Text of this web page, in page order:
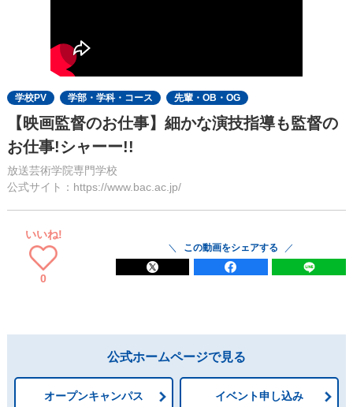
学校PV 学部・学科・コース 先輩・OB・OG
【映画監督のお仕事】細かな演技指導も監督の
お仕事!シャーー!!
放送芸術学院専門学校
公式サイト：https://www.bac.ac.jp/
いいね!
0
この動画をシェアする
公式ホームページで見る
オープンキャンパス イベント申し込み